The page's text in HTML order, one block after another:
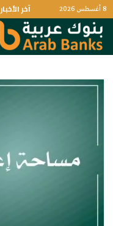
8 أغسطس 2026 آخر الأخبار